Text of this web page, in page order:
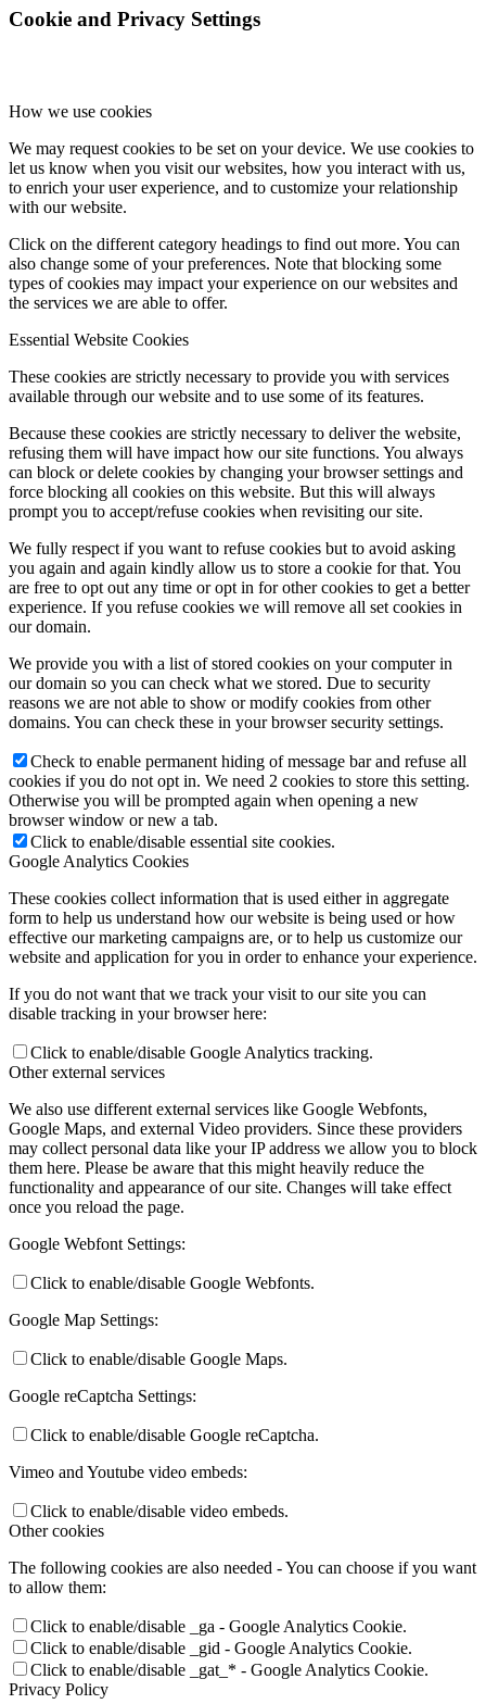
Cookie and Privacy Settings
How we use cookies
We may request cookies to be set on your device. We use cookies to
let us know when you visit our websites, how you interact with us,
to enrich your user experience, and to customize your relationship
with our website.
Click on the different category headings to find out more. You can
also change some of your preferences. Note that blocking some
types of cookies may impact your experience on our websites and
the services we are able to offer.
Essential Website Cookies
These cookies are strictly necessary to provide you with services
available through our website and to use some of its features.
Because these cookies are strictly necessary to deliver the website,
refusing them will have impact how our site functions. You always
can block or delete cookies by changing your browser settings and
force blocking all cookies on this website. But this will always
prompt you to accept/refuse cookies when revisiting our site.
We fully respect if you want to refuse cookies but to avoid asking
you again and again kindly allow us to store a cookie for that. You
are free to opt out any time or opt in for other cookies to get a better
experience. If you refuse cookies we will remove all set cookies in
our domain.
We provide you with a list of stored cookies on your computer in
our domain so you can check what we stored. Due to security
reasons we are not able to show or modify cookies from other
domains. You can check these in your browser security settings.
Check to enable permanent hiding of message bar and refuse all
cookies if you do not opt in. We need 2 cookies to store this setting.
Otherwise you will be prompted again when opening a new
browser window or new a tab.
Click to enable/disable essential site cookies.
Google Analytics Cookies
These cookies collect information that is used either in aggregate
form to help us understand how our website is being used or how
effective our marketing campaigns are, or to help us customize our
website and application for you in order to enhance your experience.
If you do not want that we track your visit to our site you can
disable tracking in your browser here:
Click to enable/disable Google Analytics tracking.
Other external services
We also use different external services like Google Webfonts,
Google Maps, and external Video providers. Since these providers
may collect personal data like your IP address we allow you to block
them here. Please be aware that this might heavily reduce the
functionality and appearance of our site. Changes will take effect
once you reload the page.
Google Webfont Settings:
Click to enable/disable Google Webfonts.
Google Map Settings:
Click to enable/disable Google Maps.
Google reCaptcha Settings:
Click to enable/disable Google reCaptcha.
Vimeo and Youtube video embeds:
Click to enable/disable video embeds.
Other cookies
The following cookies are also needed - You can choose if you want
to allow them:
Click to enable/disable _ga - Google Analytics Cookie.
Click to enable/disable _gid - Google Analytics Cookie.
Click to enable/disable _gat_* - Google Analytics Cookie.
Privacy Policy